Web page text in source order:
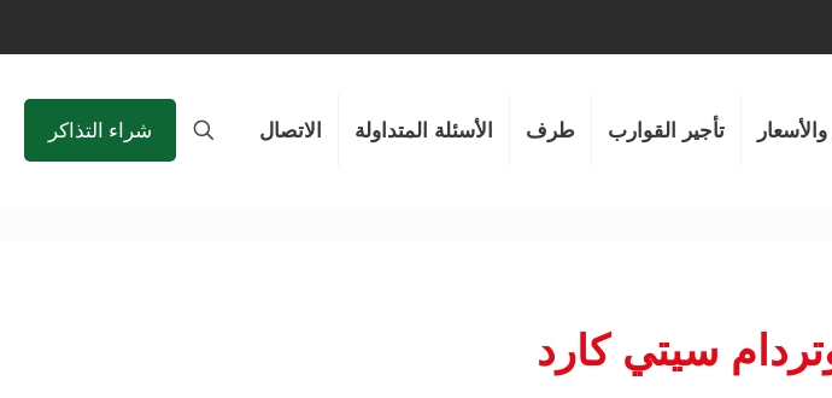
تأجير القوارب طرف الأسئلة المتداولة الاتصال شراء التذاكر
سيتي كارد